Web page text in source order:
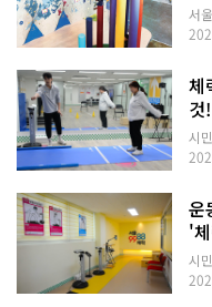
서
체
것
시
운
'
시